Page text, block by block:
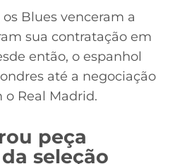
Blues venceram a
sua contratação em
então, o espanhol
até a negociação
Real Madrid.
peça
seleção